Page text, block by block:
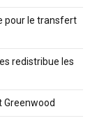
pour le transfert
redistribue les
Greenwood